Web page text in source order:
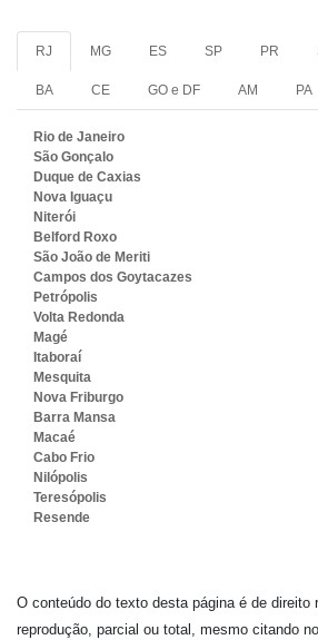
RJ MG ES SP PR
BA CE GO e DF AM PA
Rio de Janeiro
São Gonçalo
Duque de Caxias
Nova Iguaçu
Niterói
Belford Roxo
São João de Meriti
Campos dos Goytacazes
Petrópolis
Volta Redonda
Magé
Itaboraí
Mesquita
Nova Friburgo
Barra Mansa
Macaé
Cabo Frio
Nilópolis
Teresópolis
Resende
O conteúdo do texto desta página é de direito
reprodução, parcial ou total, mesmo citando